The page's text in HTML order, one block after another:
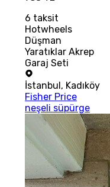
6 taksit
Hotwheels
Düşman
Yaratıklar Akrep
Garaj Seti
İstanbul, Kadıköy
Fisher Price
neşeli süpürge